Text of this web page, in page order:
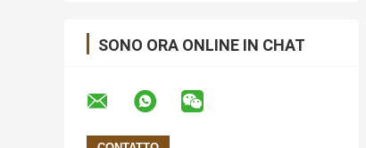
SONO ORA ONLINE IN CHAT